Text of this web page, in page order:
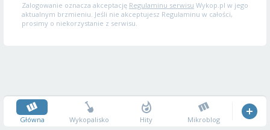
Zalogowanie oznacza akceptację Regulaminu serwisu Wykop.pl w jego
aktualnym brzmieniu. Jeśli nie akceptujesz Regulaminu w całości,
prosimy o niekorzystanie z serwisu.
Główna Wykopalisko Hity Mikroblog